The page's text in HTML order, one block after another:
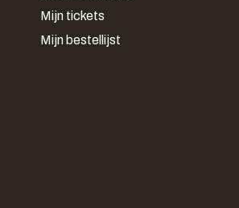
Mijn tickets
Mijn bestellijst